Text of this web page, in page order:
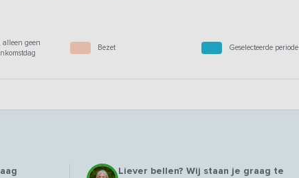
alleen geen
Bezet Geselecteerde periode
Liever bellen? Wij staan je graag te